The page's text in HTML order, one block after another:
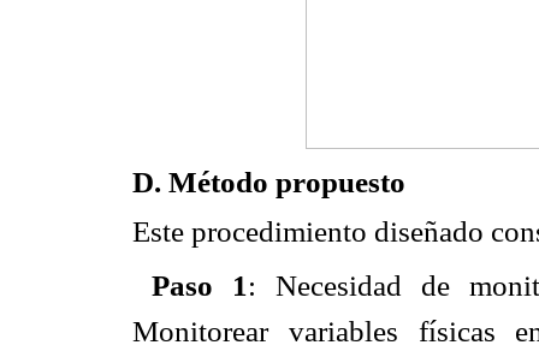
D. Método propuesto
Este procedimiento diseñado
Paso 1: Necesidad de
Monitorear variables físicas